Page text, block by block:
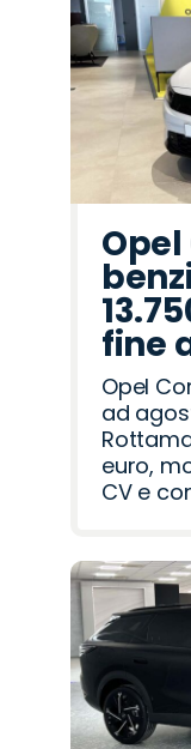
Opel
Jeep
Alfa
Fiat
Seat
Opel
fine
Opel
ad
euro,
CV e